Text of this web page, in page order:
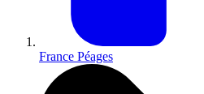
France Péages